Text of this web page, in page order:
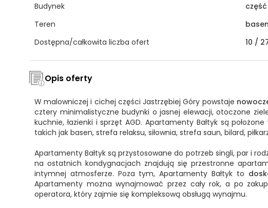
Budynek
Teren
Dostępna/całkowita liczba ofert
10 /
Opis oferty
W malowniczej i cichej części Jastrzębiej Góry powstaje
cztery minimalistyczne budynki o jasnej elewacji, otoczone
kuchnie, łazienki i sprzęt AGD. Apartamenty Bałtyk są
takich jak basen, strefa relaksu, siłownia, strefa saun, bilard,
Apartamenty Bałtyk są przystosowane do potrzeb singli, par i
na ostatnich kondygnacjach znajdują się przestronne
intymnej atmosferze. Poza tym, Apartamenty Bałtyk to
Apartamenty można wynajmować przez cały rok, a po
operatora, który zajmie się kompleksową obsługą wynajmu.